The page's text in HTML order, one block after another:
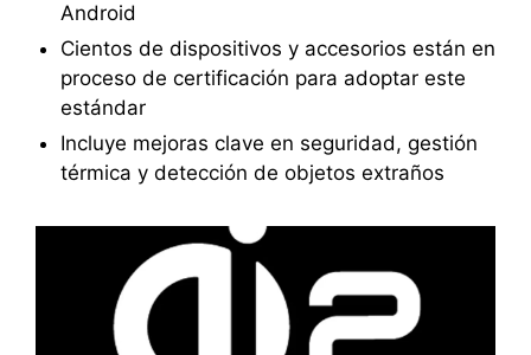
Android
Cientos de dispositivos y accesorios están en
proceso de certificación para adoptar este
estándar
Incluye mejoras clave en seguridad, gestión
térmica y detección de objetos extraños